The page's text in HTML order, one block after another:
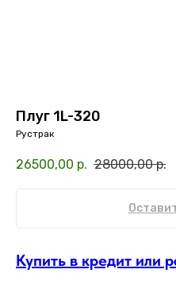
Плуг 1L-320
Рустрак
26500,00 р. 28000,00 р.
Купить в кредит или